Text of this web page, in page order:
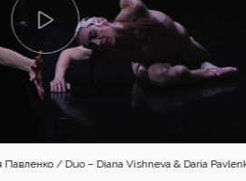
Sylphide – Ural Opera Ballet